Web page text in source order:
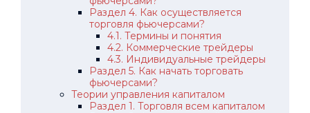
Раздел 4. Как осуществляется
торговля фьючерсами?
4.1. Термины и понятия
4.2. Коммерческие трейдеры
4.3. Индивидуальные трейдеры
Раздел 5. Как начать торговать
фьючерсами?
Теории управления капиталом
Раздел 1. Торговля всем капиталом